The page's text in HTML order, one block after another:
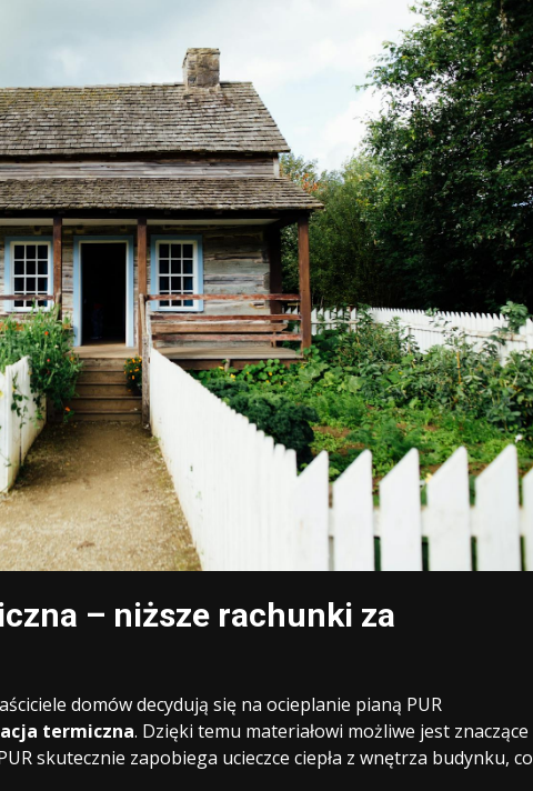
– niższe rachunki za
domów decydują się na ocieplanie pianą PUR
termiczna. Dzięki temu materiałowi możliwe jest znaczące
skutecznie zapobiega ucieczce ciepła z wnętrza budynku, co